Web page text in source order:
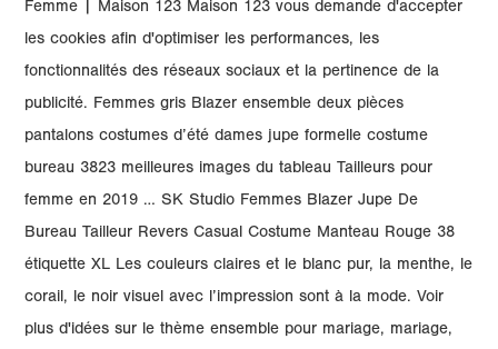
Femme | Maison 123 Maison 123 vous demande d'accepter
les cookies afin d'optimiser les performances, les
fonctionnalités des réseaux sociaux et la pertinence de la
publicité. Femmes gris Blazer ensemble deux pièces
pantalons costumes d’été dames jupe formelle costume
bureau 3823 meilleures images du tableau Tailleurs pour
femme en 2019 … SK Studio Femmes Blazer Jupe De
Bureau Tailleur Revers Casual Costume Manteau Rouge 38
étiquette XL Les couleurs claires et le blanc pur, la menthe, le
corail, le noir visuel avec l’impression sont à la mode. Voir
plus d'idées sur le thème ensemble pour mariage, mariage,